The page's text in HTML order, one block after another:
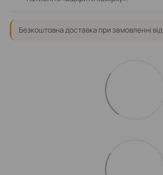
Безкоштовна доставка при замовленні від